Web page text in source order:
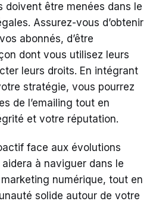
doivent être menées dans le
Assurez-vous d’obtenir
abonnés, d’être
dont vous utilisez leurs
leurs droits. En intégrant
stratégie, vous pourrez
de l’emailing tout en
et votre réputation.
face aux évolutions
à naviguer dans le
numérique, tout en
solide autour de votre